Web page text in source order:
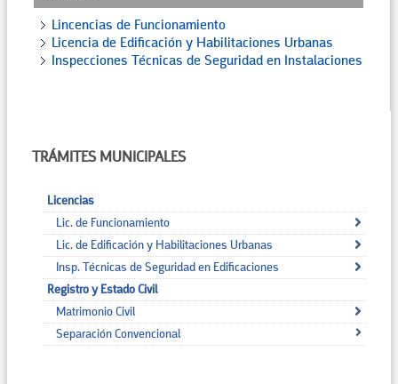
Lincencias de Funcionamiento
Licencia de Edificación y Habilitaciones Urbanas
Inspecciones Técnicas de Seguridad en Instalaciones
TRÁMITES MUNICIPALES
Licencias
Lic. de Funcionamiento
Lic. de Edificación y Habilitaciones Urbanas
Insp. Técnicas de Seguridad en Edificaciones
Registro y Estado Civil
Matrimonio Civil
Separación Convencional